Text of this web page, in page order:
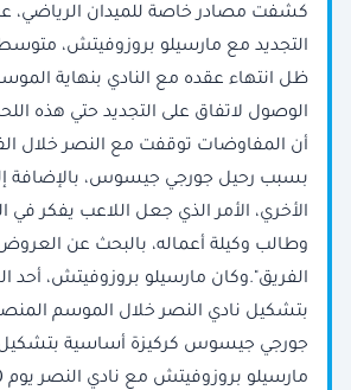
كشفت مصادر خاصة للميدان الرياضي،
التجديد مع مارسيلو بروزوفيتش،
ظل انتهاء عقده مع النادي بنهاية
الوصول لاتفاق على التجديد حتي هذه
أن المفاوضات توقفت مع النصر خلال
بسبب رحيل جورجي جيسوس، بالإضافة
الأخري، الأمر الذي جعل اللاعب يفكر في
وطالب وكيلة أعماله، بالبحث عن
الفريق".وكان مارسيلو بروزوفيتش، أحد
بتشكيل نادي النصر خلال الموسم
جورجي جيسوس كركيزة أساسية بتشكيل